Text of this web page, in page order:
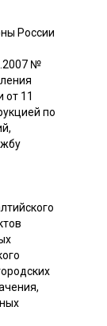
России
№
от 11
по